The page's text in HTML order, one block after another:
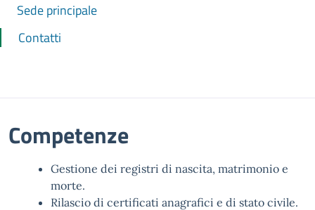
Sede principale
Contatti
Competenze
Gestione dei registri di nascita, matrimonio e
morte.
Rilascio di certificati anagrafici e di stato civile.